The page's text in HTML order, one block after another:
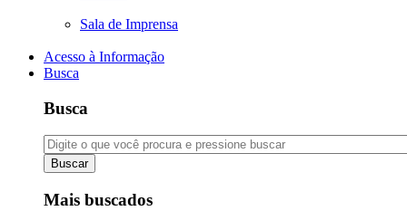
Sala de Imprensa
Acesso à Informação
Busca
Busca
Buscar
Mais buscados